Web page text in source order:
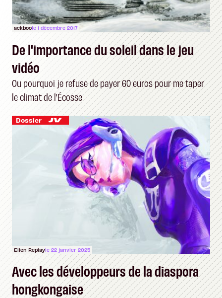
ackboole 1 décembre 2017
De l'importance du soleil dans le jeu
vidéo
Ou pourquoi je refuse de payer 60 euros pour me taper
le climat de l'Écosse
Dossier
Ellen Replayle 22 janvier 2025
Avec les développeurs de la diaspora
hongkongaise